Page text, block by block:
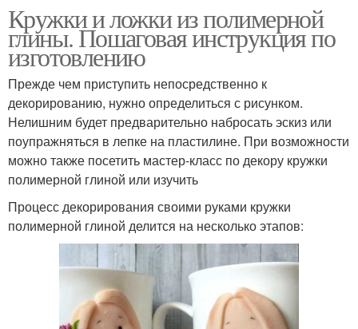
Кружки и ложки из полимерной
глины. Пошаговая инструкция по
изготовлению
Прежде чем приступить непосредственно к
декорированию, нужно определиться с рисунком.
Нелишним будет предварительно набросать эскиз или
поупражняться в лепке на пластилине. При возможности
можно также посетить мастер-класс по декору кружки
полимерной глиной или изучить
Процесс декорирования своими руками кружки
полимерной глиной делится на несколько этапов: